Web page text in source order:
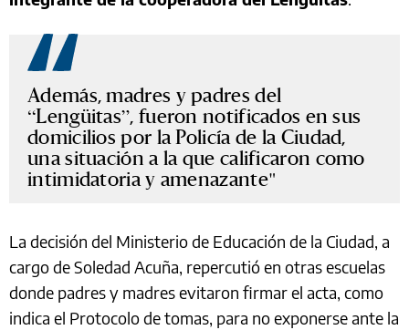
Además, madres y padres del
“Lengüitas”, fueron notificados en sus
domicilios por la Policía de la Ciudad,
una situación a la que calificaron como
intimidatoria y amenazante
La decisión del Ministerio de Educación de la Ciudad, a
cargo de Soledad Acuña, repercutió en otras escuelas
donde padres y madres evitaron firmar el acta, como
indica el Protocolo de tomas, para no exponerse ante la